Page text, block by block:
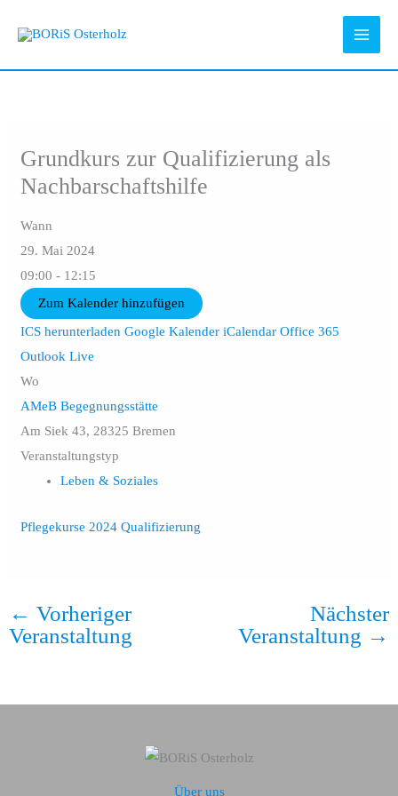
Inhalt
Grundkurs zur Qualifizierung als
Nachbarschaftshilfe
Wann
29. Mai 2024
09:00 - 12:15
Zum Kalender hinzufügen
ICS herunterladen Google Kalender iCalendar Office 365
Outlook Live
Wo
AMeB Begegnungsstätte
Am Siek 43, 28325 Bremen
Veranstaltungstyp
Leben & Soziales
Pflegekurse 2024 Qualifizierung
← Vorheriger
Veranstaltung
Nächster
Veranstaltung →
Über uns